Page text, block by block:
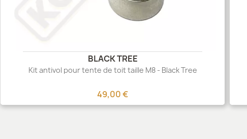
BLACK TREE
Kit antivol pour tente de toit taille M8 - Black Tree
49,00 €